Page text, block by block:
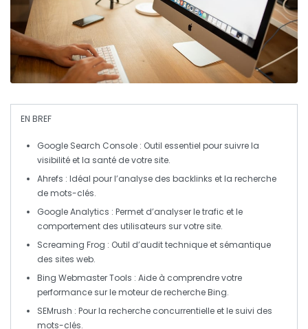
EN BREF
Google Search Console : Outil essentiel pour suivre la
visibilité et la santé de votre site.
Ahrefs : Idéal pour l’analyse des backlinks et la recherche
de mots-clés.
Google Analytics : Permet d’analyser letrafic et le
comportement des utilisateurs sur votre site.
Screaming Frog : Outil d’audittechnique et sémantique
des sites web.
Bing Webmaster Tools : Aide à comprendre votre
performance sur le moteur de recherche Bing.
SEMrush : Pour la recherche concurrentielle et le suivi des
mots-clés.